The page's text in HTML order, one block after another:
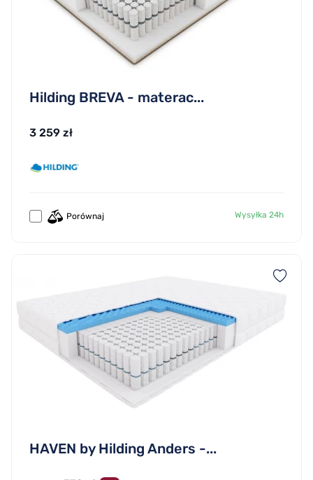
Hilding BREVA - materac...
3 259 zł
Porównaj Wysyłka 24h
HAVEN by Hilding Anders -...